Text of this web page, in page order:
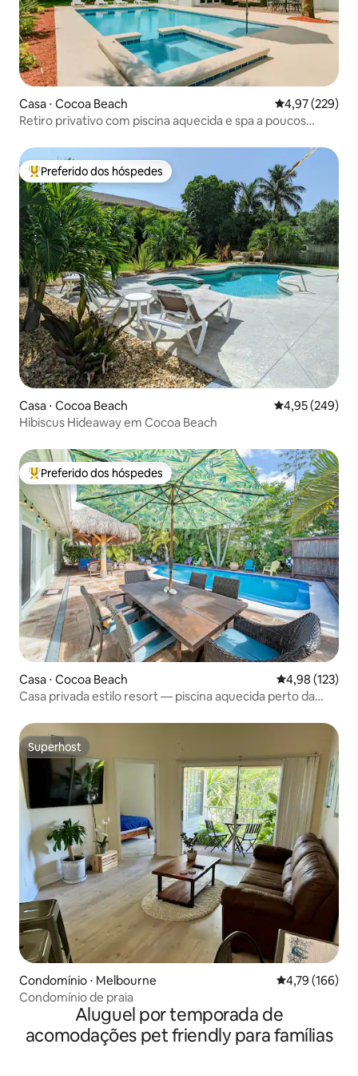
Casa ⋅ Cocoa Beach 4,97 de uma
4,97 (229)
Retiro privativo com piscina aquecida e spa a poucos
Entre os melhores preferidos dos hóspedes
Preferido dos hóspedes
Casa ⋅ Cocoa Beach 4,95 de uma
4,95 (249)
Hibiscus Hideaway em Cocoa Beach
Entre os melhores preferidos dos hóspedes
Preferido dos hóspedes
Casa ⋅ Cocoa Beach 4,98 de uma
4,98 (123)
Casa privada estilo resort — piscina aquecida perto da
Superhost
Superhost
Condomínio ⋅ Melbourne 4,79 de uma
4,79 (166)
Condomínio de praia
Aluguel por temporada de
acomodações pet friendly para famílias